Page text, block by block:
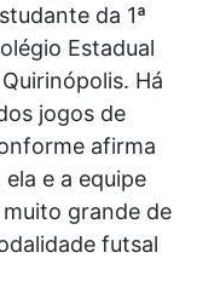
da 1ª
Estadual
Há
jogos de
afirma
e a equipe
grande de
futsal